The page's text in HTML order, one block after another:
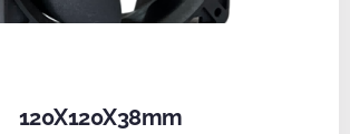
120X120X38mm